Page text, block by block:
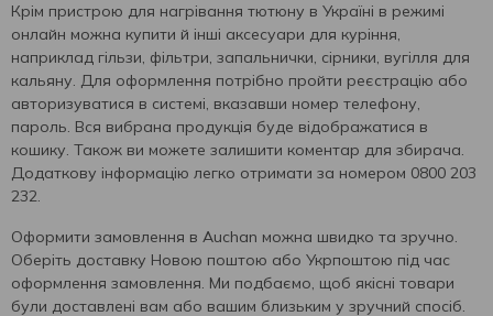
Крім пристрою для нагрівання тютюну в Україні в режимі
онлайн можна купити й інші аксесуари для куріння,
наприклад гільзи, фільтри, запальнички, сірники, вугілля для
кальяну. Для оформлення потрібно пройти реєстрацію або
авторизуватися в системі, вказавши номер телефону,
пароль. Вся вибрана продукція буде відображатися в
кошику. Також ви можете залишити коментар для збирача.
Додаткову інформацію легко отримати за номером 0800 203
232.
Оформити замовлення в Auchan можна швидко та зручно.
Оберіть доставку Новою поштою або Укрпоштою під час
оформлення замовлення. Ми подбаємо, щоб якісні товари
були доставлені вам або вашим близьким у зручний спосіб.